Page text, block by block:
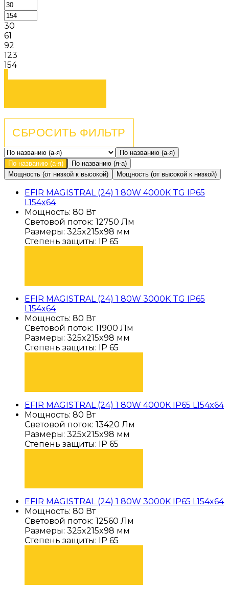
30
61
92
123
154
По названию (а-я)
По названию (а-я)
По названию (я-а)
Мощность (от низкой к высокой)
Мощность (от высокой к низкой)
EFIR MAGISTRAL (24) 1 80W 4000К TG IP65
L154x64
Мощность: 80 Вт
Световой поток: 12750 Лм
Размеры: 325x215x98 мм
Степень защиты: IP 65
EFIR MAGISTRAL (24) 1 80W 3000K TG IP65
L154x64
Мощность: 80 Вт
Световой поток: 11900 Лм
Размеры: 325x215x98 мм
Степень защиты: IP 65
EFIR MAGISTRAL (24) 1 80W 4000К IP65 L154x64
Мощность: 80 Вт
Световой поток: 13420 Лм
Размеры: 325x215x98 мм
Степень защиты: IP 65
EFIR MAGISTRAL (24) 1 80W 3000K IP65 L154x64
Мощность: 80 Вт
Световой поток: 12560 Лм
Размеры: 325x215x98 мм
Степень защиты: IP 65